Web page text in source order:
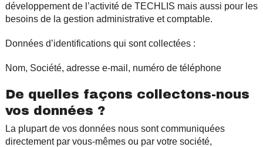
développement de l’activité de TECHLIS mais aussi pour les
besoins de la gestion administrative et comptable.
Données d’identifications qui sont collectées :
Nom, Société, adresse e-mail, numéro de téléphone
De quelles façons collectons-nous
vos données ?
La plupart de vos données nous sont communiquées
directement par vous-mêmes ou par votre société,